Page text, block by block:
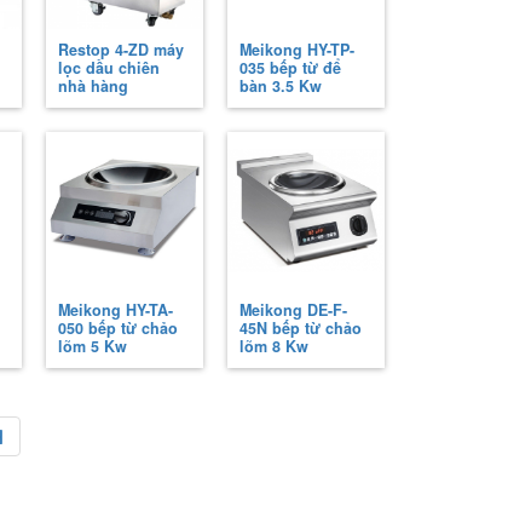
Restop 4-ZD máy
lọc dầu chiên
nhà hàng
Meikong HY-TP-
035 bếp từ để
bàn 3.5 Kw
Meikong HY-TA-
050 bếp từ chảo
lõm 5 Kw
Meikong DE-F-
45N bếp từ chảo
lõm 8 Kw